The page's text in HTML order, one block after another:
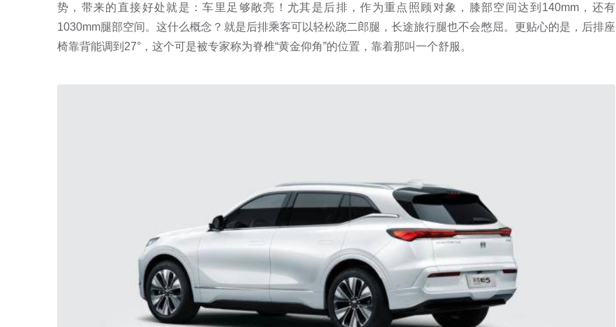
势，带来的直接好处就是：车里足够敞亮！尤其是后排，作为重点照顾对象，膝部空间达到140mm，还有
1030mm腿部空间。这什么概念？就是后排乘客可以轻松跷二郎腿，长途旅行腿也不会憋屈。更贴心的是，后排座
椅靠背能调到27°，这个可是被专家称为脊椎“黄金仰角”的位置，靠着那叫一个舒服。